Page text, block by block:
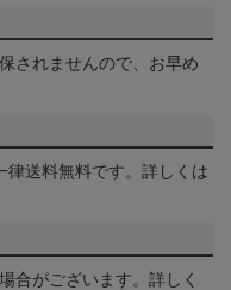
されませんので、お早め
送料無料です。詳しくは
合がございます。詳しく